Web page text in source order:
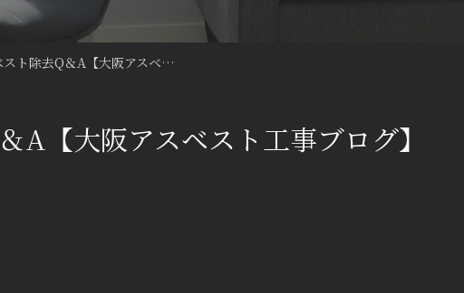
スト除去Q＆A【大阪アスベ…
A【大阪アスベスト工事ブログ】